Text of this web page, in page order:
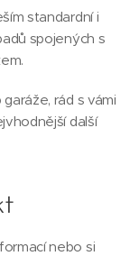
standardní i
spojených s
rád s vámi
další
nebo si